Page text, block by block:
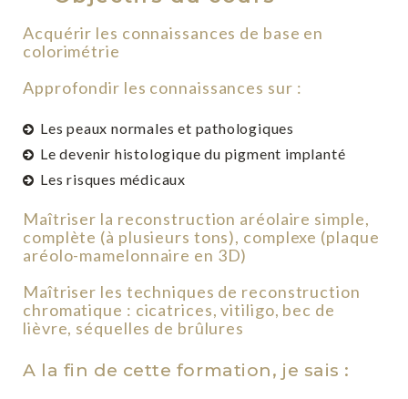
Acquérir les connaissances de base en
colorimétrie
Approfondir les connaissances sur :
Les peaux normales et pathologiques
Le devenir histologique du pigment implanté
Les risques médicaux
Maîtriser la reconstruction aréolaire simple,
complète (à plusieurs tons), complexe (plaque
aréolo-mamelonnaire en 3D)
Maîtriser les techniques de reconstruction
chromatique : cicatrices, vitiligo, bec de
lièvre, séquelles de brûlures
A la fin de cette formation, je sais :